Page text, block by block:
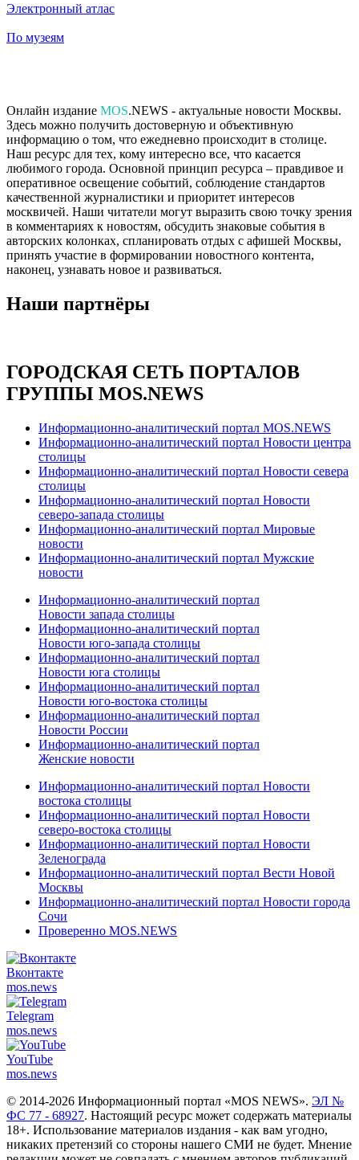
Электронный атлас
По музеям
Онлайн издание MOS.NEWS - актуальные новости Москвы.
Здесь можно получить достоверную и объективную
информацию о том, что ежедневно происходит в столице.
Наш ресурс для тех, кому интересно все, что касается
любимого города. Основной принцип ресурса – правдивое и
оперативное освещение событий, соблюдение стандартов
качественной журналистики и приоритет интересов
москвичей. Наши читатели могут выразить свою точку зрения
в комментариях к новостям, обсудить знаковые события в
авторских колонках, спланировать отдых с афишей Москвы,
принять участие в формировании новостного контента,
наконец, узнавать новое и развиваться.
Наши партнёры
ГОРОДСКАЯ СЕТЬ ПОРТАЛОВ
ГРУППЫ MOS.NEWS
Информационно-аналитический портал MOS.NEWS
Информационно-аналитический портал Новости центра
столицы
Информационно-аналитический портал Новости севера
столицы
Информационно-аналитический портал Новости
северо-запада столицы
Информационно-аналитический портал Мировые
новости
Информационно-аналитический портал Мужские
новости
Информационно-аналитический портал
Новости запада столицы
Информационно-аналитический портал
Новости юго-запада столицы
Информационно-аналитический портал
Новости юга столицы
Информационно-аналитический портал
Новости юго-востока столицы
Информационно-аналитический портал
Новости России
Информационно-аналитический портал
Женские новости
Информационно-аналитический портал Новости
востока столицы
Информационно-аналитический портал Новости
северо-востока столицы
Информационно-аналитический портал Новости
Зеленограда
Информационно-аналитический портал Вести Новой
Москвы
Информационно-аналитический портал Новости города
Сочи
Проверенно MOS.NEWS
Вконтакте
mos.news
Telegram
mos.news
YouTube
mos.news
© 2014-2026 Информационный портал «MOS NEWS». ЭЛ №
ФС 77 - 68927. Настоящий ресурс может содержать материалы
18+. Использование материалов издания - как вам угодно,
никаких претензий со стороны нашего СМИ не будет. Мнение